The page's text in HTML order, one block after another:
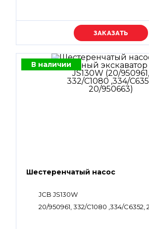
Уточняйте цену
В наличии
Шестеренчатый насос
JCB JS130W
20/950961, 332/C1080 ,334/C6352,